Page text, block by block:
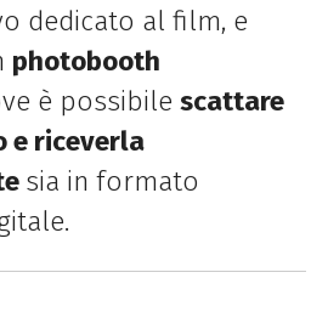
dedicato al film, e
photobooth
è possibile scattare
e riceverla
sia in formato